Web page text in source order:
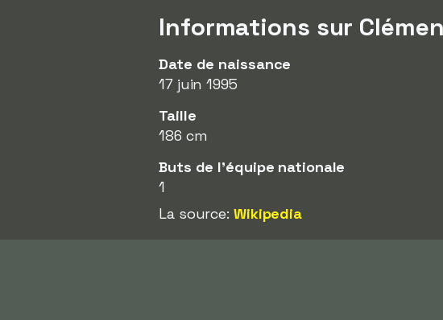
Informations sur
Date de naissance
17 juin 1995
Taille
186 cm
Buts de l'équipe nationale
1
La source: Wikipedia